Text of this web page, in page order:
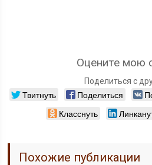
Оцените мою
Поделиться с
Твитнуть Поделиться
Класснуть
Похожие публикации